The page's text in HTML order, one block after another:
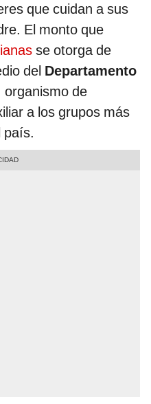
que cuidan a sus
El monto que
se otorga de
del Departamento
organismo de
a los grupos más
país.